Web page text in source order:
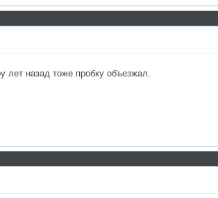
лет назад тоже пробку объезжал.